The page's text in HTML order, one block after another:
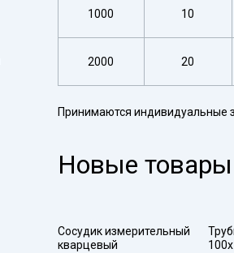
1000 10
2000 20
Принимаются индивидуальные
Новые товары
Сосудик измерительный
кварцевый